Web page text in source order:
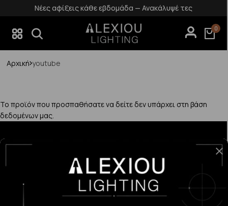
Νέες αφίξεις κάθε εβδομάδα — Ανακάλυψέ τες
0
Αρχική youtube
Το προϊόν που προσπαθήσατε να δείτε δεν υπάρχει στη βάση
δεδομένων μας.